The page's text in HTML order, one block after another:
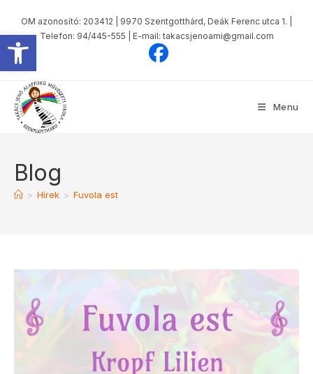
Eszköztár megnyitása
OM azonosító: 203412 | 9970 Szentgotthárd, Deák Ferenc utca 1. |
Telefon: 94/445-555 | E-mail: takacsjenoami@gmail.com
Menu
Blog
> Hírek > Fuvola est